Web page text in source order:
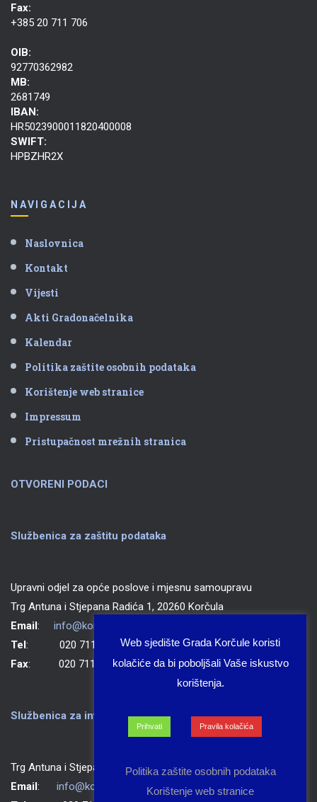
Fax:
+385 20 711 706
OIB:
92770362982
MB:
2681749
IBAN:
HR5023900011820400008
SWIFT:
HPBZHR2X
NAVIGACIJA
Naslovnica
Kontakt
Vijesti
Akti Gradonačelnika
Kalendar
Politika zaštite osobnih podataka
Korištenje web stranice
Impressum
Pristupačnost mrežnih stranica
OTVORENI PODACI
Službenica za zaštitu podataka
Upravni odjel za opće poslove i mjesnu samoupravu
Trg Antuna i Stjepana Radića 1, 20260 Korčula
Email: info@korcula.hr
Tel: 020 711 150
Fax: 020 711 702
Službenica za informiranje Grada Korčule
Trg Antuna i Stjepana Radića 1, 20260 Korčula
Email: info@korcula.hr
Web sjedište Grada Korčule koristi
kolačiće da bi poboljšali Vaše iskustvo
korištenja.
Prihvati Pravila kolačića
Politika zaštite osobnih podataka
Korištenje web stranice